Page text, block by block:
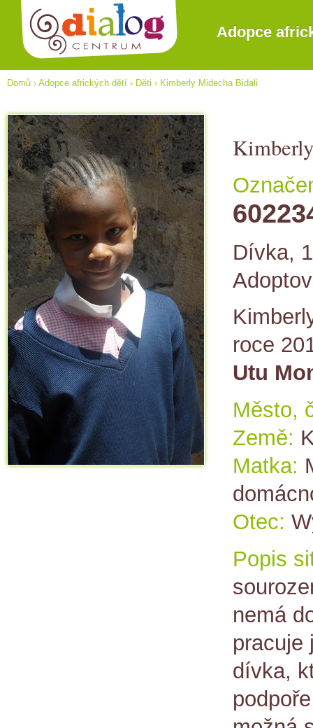
Adopce
Domů › Adopce afrických dětí › Děti › Kimberly Midecha Bidali
Dívka,
roce
Utu
Město,
Země:
Matka:
Otec:
Popis
nemá
pracuje
dívka,